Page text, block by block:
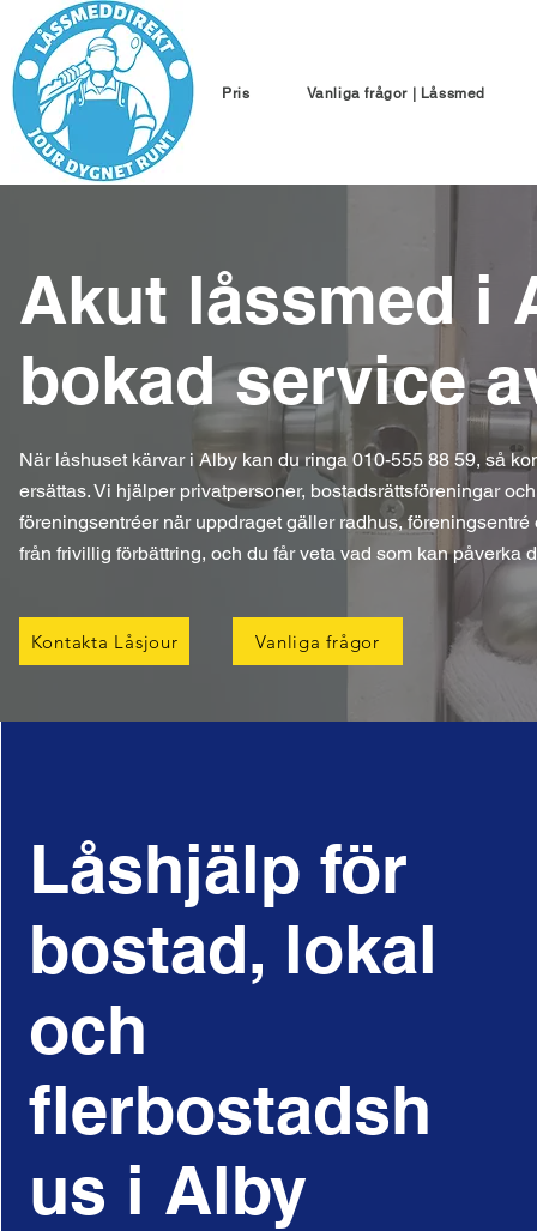
Pris Vanliga frågor | Låssmed
Akut låssmed i
bokad service
När låshuset kärvar i Alby kan du ringa 010-555 88 59, så
ersättas. Vi hjälper privatpersoner, bostadsrättsföreningar
föreningsentréer när uppdraget gäller radhus,
från frivillig förbättring, och du får veta vad som kan påverka
Kontakta Låsjour Vanliga frågor
Låshjälp för
bostad, lokal
och
flerbostadsh
us i Alby